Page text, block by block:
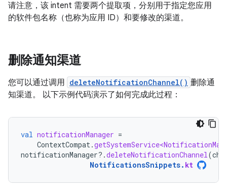
请注意，该 intent 需要两个提取项，分别用于指定您应用
的软件包名称（也称为应用 ID）和要修改的渠道。
删除通知渠道
您可以通过调用 deleteNotificationChannel() 删除通
知渠道。 以下示例代码演示了如何完成此过程：
val notificationManager =
ContextCompat.
notificationManager?.deleteNotificationChannel(
NotificationsSnippets. kt